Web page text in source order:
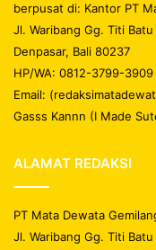
berpusat di: Kantor PT
Jl. Waribang Gg. Titi
Denpasar, Bali 80237
HP/WA: 0812-3799-3909
Email:
Gasss Kannn (I Made
ALAMAT REDAKSI
PT Mata Dewata
Jl. Waribang Gg. Titi